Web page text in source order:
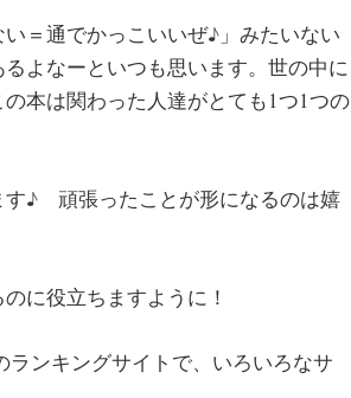
＝通でかっこいいぜ♪」みたいない
よなーといつも思います。世の中に
本は関わった人達がとても1つ1つの
す♪ 頑張ったことが形になるのは嬉
に役立ちますように！
ンキングサイトで、いろいろなサ